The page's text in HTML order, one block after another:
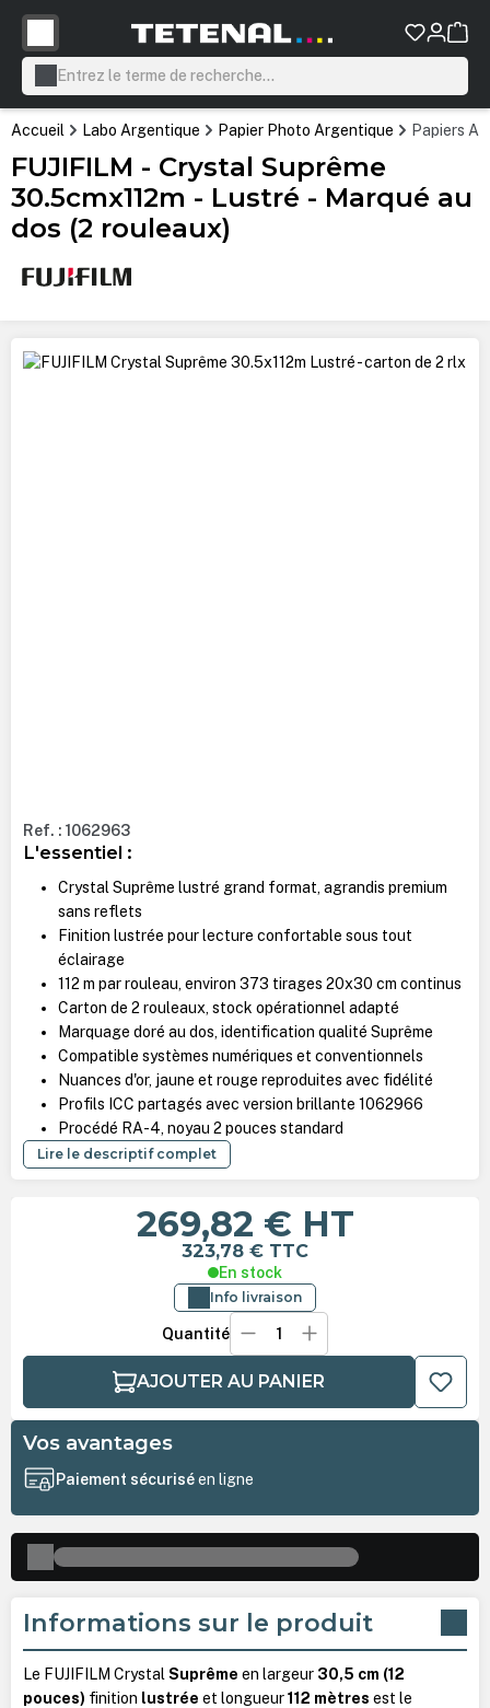
principal
Accueil Labo Argentique Papier Photo Argentique Papiers
FUJIFILM - Crystal Suprême
30.5cmx112m - Lustré - Marqué au
dos (2 rouleaux)
Ignorer la galerie d'images
Ref. : 1062963
L'essentiel :
Crystal Suprême lustré grand format, agrandis premium
sans reflets
Finition lustrée pour lecture confortable sous tout
éclairage
112 m par rouleau, environ 373 tirages 20x30 cm continus
Carton de 2 rouleaux, stock opérationnel adapté
Marquage doré au dos, identification qualité Suprême
Compatible systèmes numériques et conventionnels
Nuances d'or, jaune et rouge reproduites avec fidélité
Profils ICC partagés avec version brillante 1062966
Procédé RA-4, noyau 2 pouces standard
Lire le descriptif complet
269,82 € HT
323,78 € TTC
En stock
Info livraison
Quantité
AJOUTER AU PANIER
Vos avantages
Paiement sécuriséen ligne
Informations sur le produit
Le FUJIFILM Crystal Suprême en largeur 30,5 cm (12
pouces) finition lustrée et longueur112 mètres est le